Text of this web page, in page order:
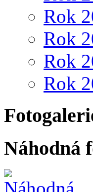
Rok
Rok
Rok
Rok
Náhodná